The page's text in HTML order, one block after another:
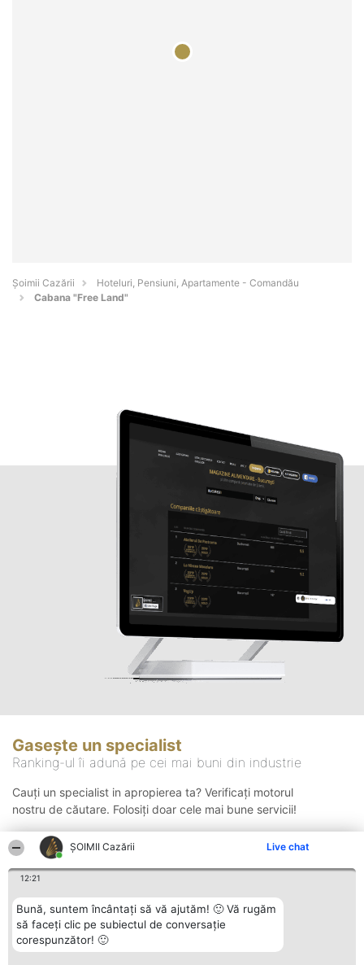
ȘOIMII Cazării Live chat
12:21
Bună, suntem încântați să vă ajutăm! 🙂 Vă rugăm
să faceți clic pe subiectul de conversație
corespunzător! 🙂
Șoimii Cazării
Hoteluri, Pensiuni, Apartamente - Comandău
Cabana "Free Land"
Gasește un specialist
Ranking-ul îi adună pe cei mai buni din industrie
Cauți un specialist in apropierea ta? Verificați motorul
nostru de căutare. Folosiți doar cele mai bune servicii!